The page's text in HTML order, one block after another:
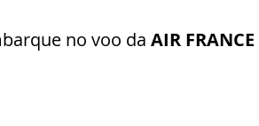
no voo da AIR FRANCE